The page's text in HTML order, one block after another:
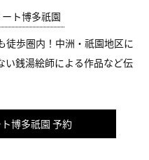
ト博多祇園
徒歩圏内！中洲・祇園地区に
い銭湯絵師による作品など伝
博多祇園 予約